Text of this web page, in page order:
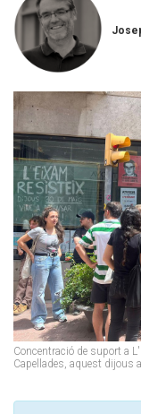
Concentració de suport a
Capellades, aquest dijous